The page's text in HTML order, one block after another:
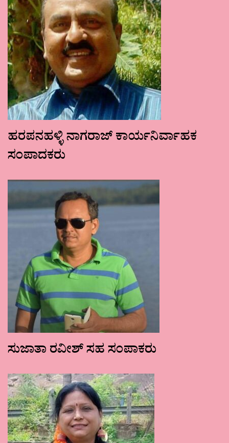
ಹರಪನಹಳ್ಳಿ ನಾಗರಾಜ್ ಕಾರ್ಯನಿರ್ವಾಹಕ
ಸಂಪಾದಕರು
ಸುಜಾತಾ ರವೀಶ್ ಸಹ ಸಂಪಾಕರು